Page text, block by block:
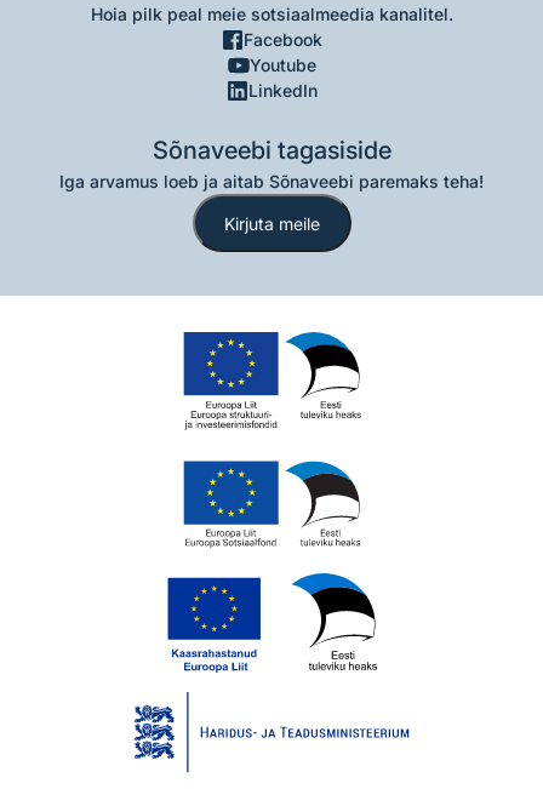
Hoia pilk peal meie sotsiaalmeedia kanalitel.
Facebook
Youtube
LinkedIn
Sõnaveebi tagasiside
Iga arvamus loeb ja aitab Sõnaveebi paremaks teha!
Kirjuta meile